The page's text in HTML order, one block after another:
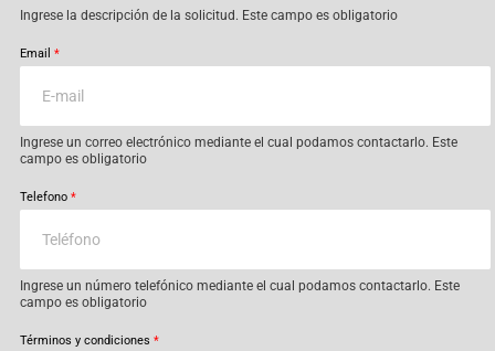
Ingrese la descripción de la solicitud. Este campo es obligatorio
Email *
Ingrese un correo electrónico mediante el cual podamos contactarlo. Este
campo es obligatorio
Telefono *
Ingrese un número telefónico mediante el cual podamos contactarlo. Este
campo es obligatorio
Términos y condiciones *